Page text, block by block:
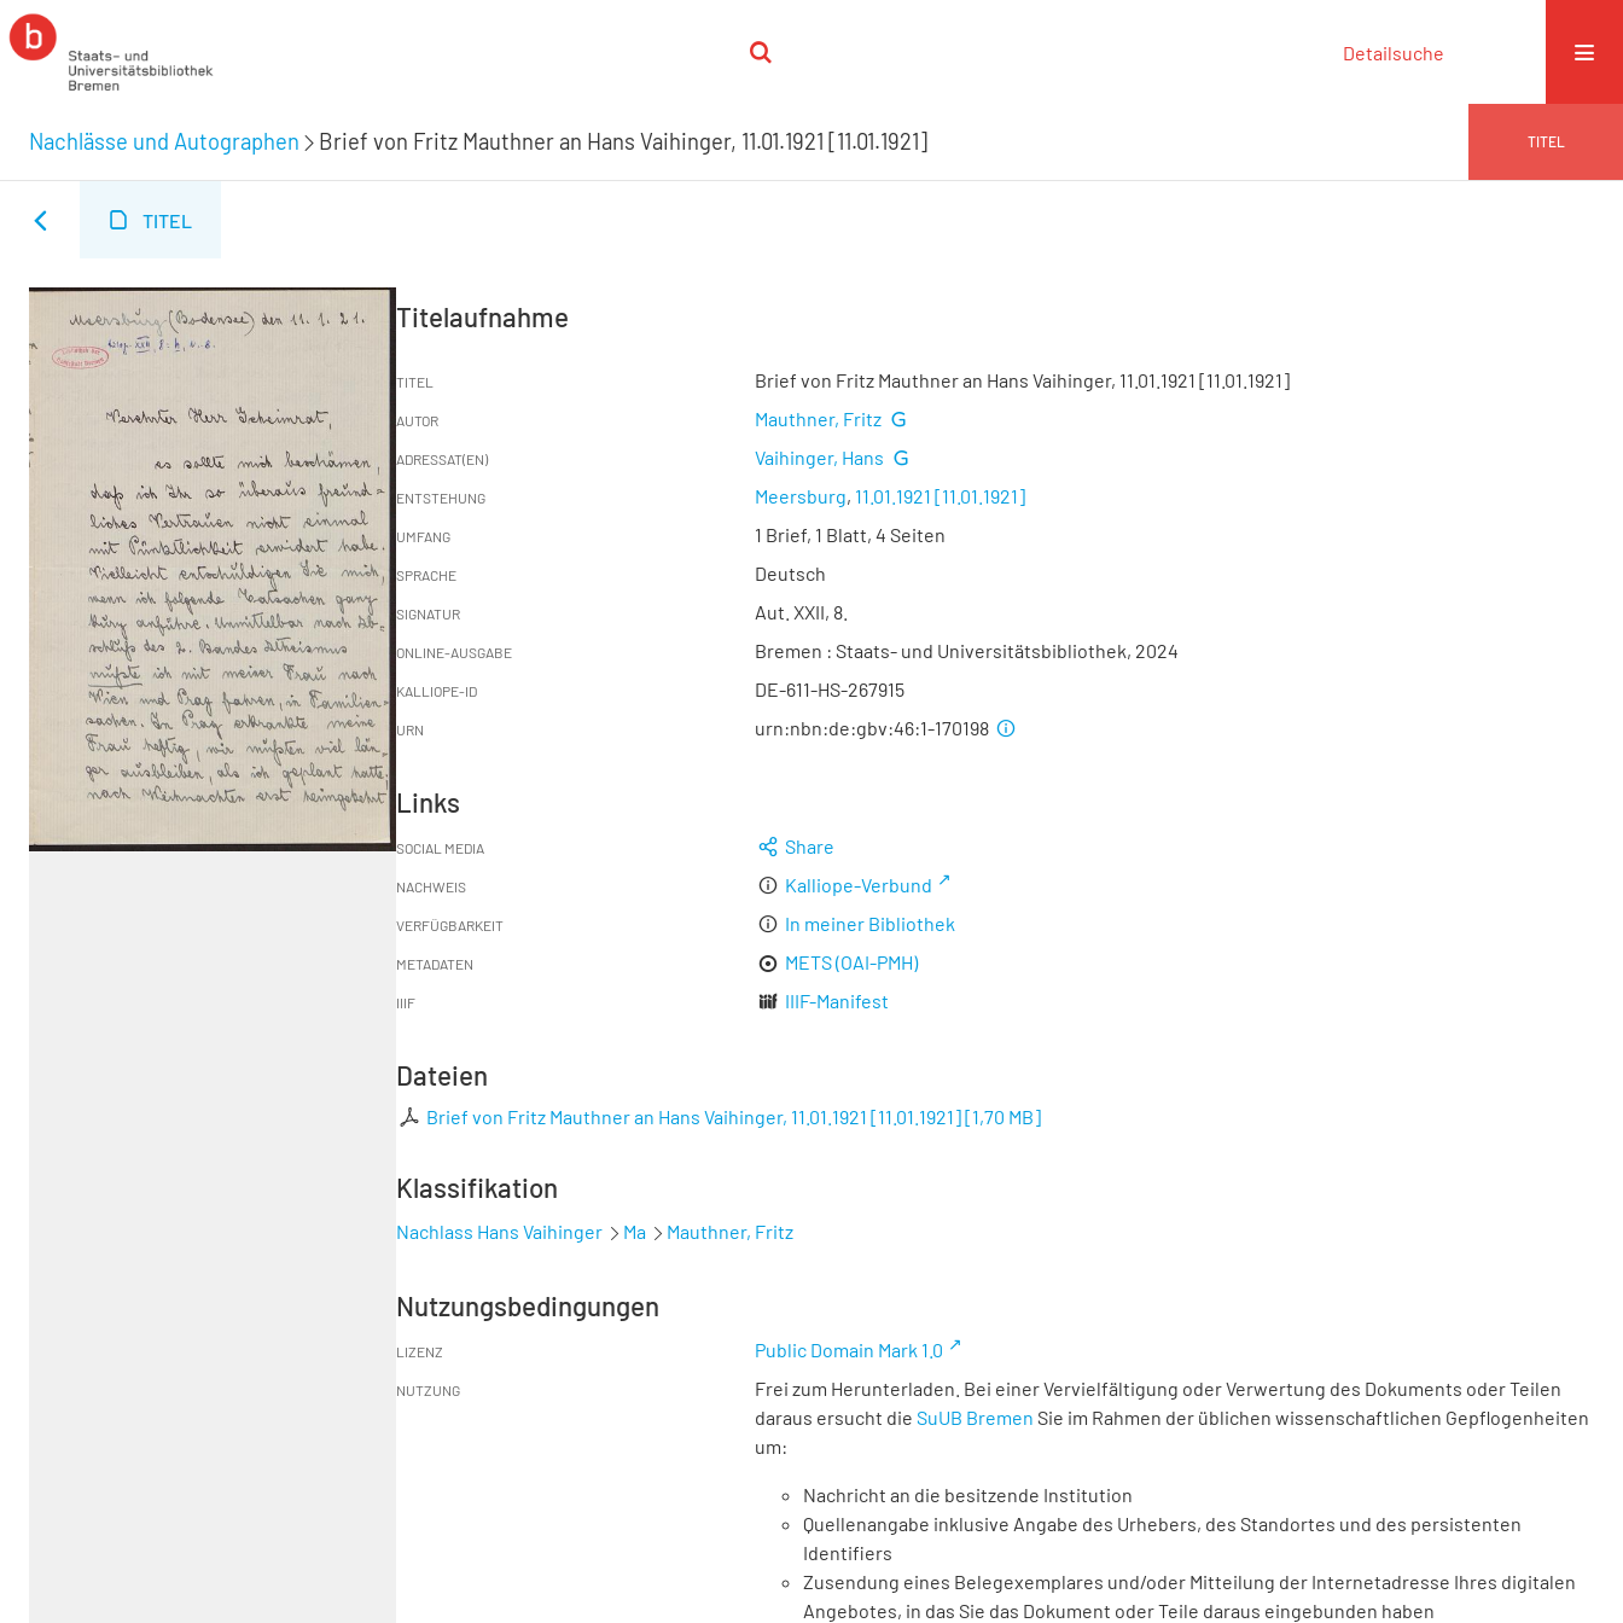
Detailsuche
Nachlässe und Autographen Brief von Fritz Mauthner an Hans Vaihinger, 11.01.1921 [11.01.1921] TITEL
TITEL
Titelaufnahme
TITEL Brief von Fritz Mauthner an Hans Vaihinger, 11.01.1921 [11.01.1921]
AUTOR Mauthner, Fritz
ADRESSAT(EN) Vaihinger, Hans
ENTSTEHUNG Meersburg, 11.01.1921 [11.01.1921]
UMFANG 1 Brief, 1 Blatt, 4 Seiten
SPRACHE Deutsch
SIGNATUR Aut. XXII, 8.
ONLINE-AUSGABE Bremen : Staats- und Universitätsbibliothek, 2024
KALLIOPE-ID DE-611-HS-267915
URN urn:nbn:de:gbv:46:1-170198
Links
SOCIAL MEDIA Share
NACHWEIS Kalliope-Verbund
VERFÜGBARKEIT In meiner Bibliothek
METADATEN METS (OAI-PMH)
IIIF IIIF-Manifest
Dateien
Brief von Fritz Mauthner an Hans Vaihinger, 11.01.1921 [11.01.1921][1,70 MB]
Klassifikation
Nachlass Hans Vaihinger Ma Mauthner, Fritz
Nutzungsbedingungen
LIZENZ Public Domain Mark 1.0
NUTZUNG
Frei zum Herunterladen. Bei einer Vervielfältigung oder Verwertung des Dokuments oder Teilen
daraus ersucht die SuUB Bremen Sie im Rahmen der üblichen wissenschaftlichen Gepflogenheiten
um:
Nachricht an die besitzende Institution
Quellenangabe inklusive Angabe des Urhebers, des Standortes und des persistenten
Identifiers
Zusendung eines Belegexemplares und/oder Mitteilung der Internetadresse Ihres digitalen
Angebotes, in das Sie das Dokument oder Teile daraus eingebunden haben